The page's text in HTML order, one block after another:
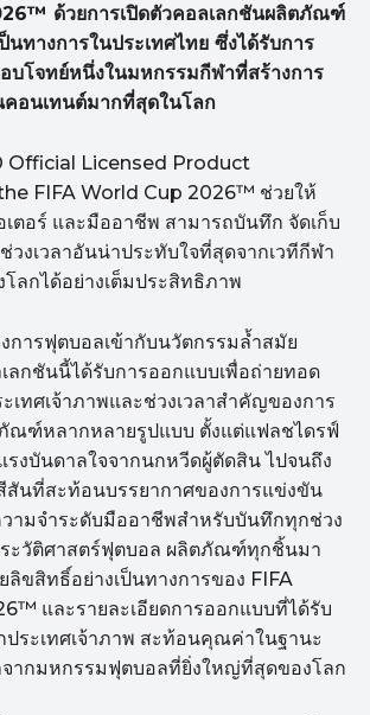
ด้วยการเปิดตัวคอลเลกชันผลิตภัณฑ์
นทางการในประเทศไทย ซึ่งได้รับการ
บโจทย์หนึ่งในมหกรรมกีฬาที่สร้างการ
อนเทนต์มากที่สุดในโลก
Official Licensed Product
FIFA World Cup 2026™ ช่วยให้
ตอร์ และมืออาชีพ สามารถบันทึก จัดเก็บ
วงเวลาอันน่าประทับใจที่สุดจากเวทีกีฬา
ลกได้อย่างเต็มประสิทธิภาพ
การฟุตบอลเข้ากับนวัตกรรมล้ำสมัย
กชันนี้ได้รับการออกแบบเพื่อถ่ายทอด
เทศเจ้าภาพและช่วงเวลาสำคัญของการ
ณฑ์หลากหลายรูปแบบ ตั้งแต่แฟลชไดรฟ์
งบันดาลใจจากนกหวีดผู้ตัดสิน ไปจนถึง
สันที่สะท้อนบรรยากาศของการแข่งขัน
ามจำระดับมืออาชีพสำหรับบันทึกทุกช่วง
ะวัติศาสตร์ฟุตบอล ผลิตภัณฑ์ทุกชิ้นมา
ลิขสิทธิ์อย่างเป็นทางการของ FIFA
และรายละเอียดการออกแบบที่ได้รับ
ประเทศเจ้าภาพ สะท้อนคุณค่าในฐานะ
ากมหกรรมฟุตบอลที่ยิ่งใหญ่ที่สุดของโลก